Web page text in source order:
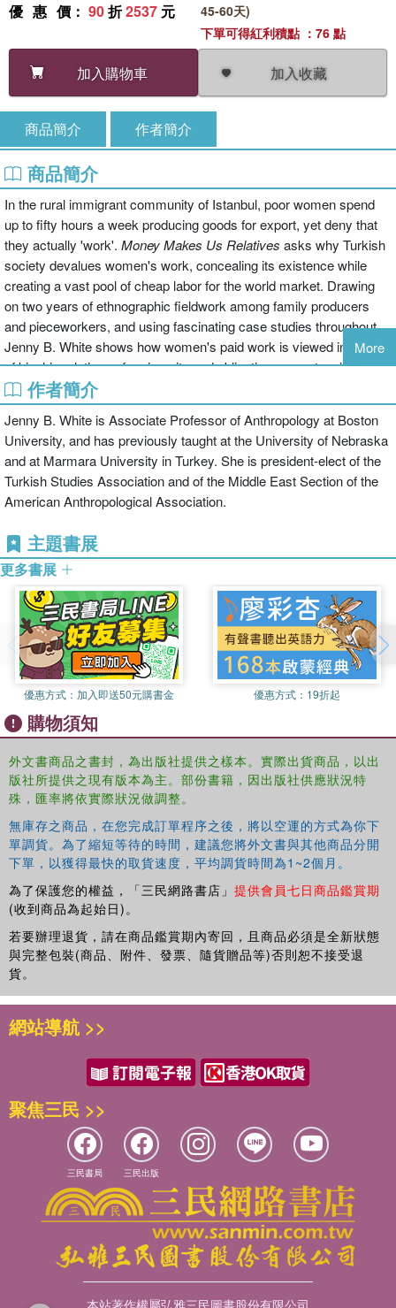
優惠價 ： 90折2537 元
加入購物車 加入收藏
45-60天)
下單可得紅利積點 ：76 點
商品簡介 作者簡介
商品簡介
In the rural immigrant community of Istanbul, poor women spend
up to fifty hours a week producing goods for export, yet deny that
they actually 'work'. Money Makes Us Relatives asks why Turkish
society devalues women's work, concealing its existence while
creating a vast pool of cheap labor for the world market. Drawing
on two years of ethnographic fieldwork among family producers
and pieceworkers, and using fascinating case studies throughout,
Jenny B. White shows how women's paid work is viewed in terms
of kinship relations of reciprocity and obligation - an extension of
domestic work for the family, which is culturally valued but poorly
compensated. Whilst offering the benefits of social identity and
long-term security, women's work also reflects global capitalism's
ability to capture local cultural norms, and to use these to lower
production costs and create exploitative conditions.
This fully revised second edition includes a new introduction and
conclusion, updated references, comparative material on women's
globalization, gender and Turkish family life. It is an important
contribution to debates about women's participation in late global
capitalism.
More
作者簡介
Jenny B. White is Associate Professor of Anthropology at Boston
University, and has previously taught at the University of Nebraska
and at Marmara University in Turkey. She is president-elect of the
Turkish Studies Association and of the Middle East Section of the
American Anthropological Association.
主題書展
更多書展
優惠方式： 加入即送50元購書金 優惠方式： 19折起
購物須知
外文書商品之書封，為出版社提供之樣本。實際出貨商品，以出
版社所提供之現有版本為主。部份書籍，因出版社供應狀況特
殊，匯率將依實際狀況做調整。
無庫存之商品，在您完成訂單程序之後，將以空運的方式為你下
單調貨。為了縮短等待的時間，建議您將外文書與其他商品分開
下單，以獲得最快的取貨速度，平均調貨時間為1~2個月。
為了保護您的權益，「三民網路書店」 提供會員七日商品鑑賞期
(收到商品為起始日)。
若要辦理退貨，請在商品鑑賞期內寄回，且商品必須是全新狀態
與完整包裝(商品、附件、發票、隨貨贈品等)否則恕不接受退
貨。
網站導航 >>
聚焦三民 >>
三民書局 三民出版
本站著作權屬弘雅三民圖書股份有限公司